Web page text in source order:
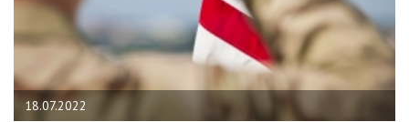
18.07.2022